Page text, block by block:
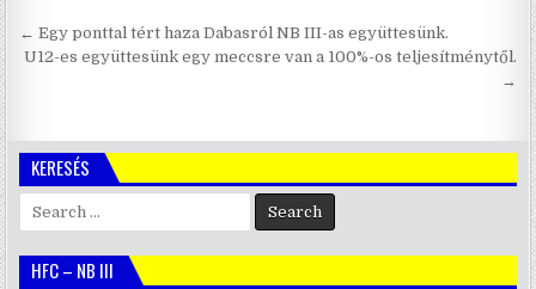
Bejegyzés
navigáció
← Egy ponttal tért haza Dabasról NB III-as együttesünk.
U12-es együttesünk egy meccsre van a 100%-os teljesítménytől.
→
KERESÉS
Search
for:
HFC – NB III